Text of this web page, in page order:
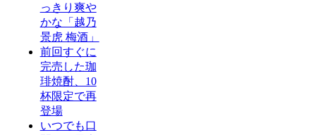
っきり爽や
かな「越乃
景虎 梅酒」
前回すぐに
完売した珈
琲焼酎、10
杯限定で再
登場
いつでも口